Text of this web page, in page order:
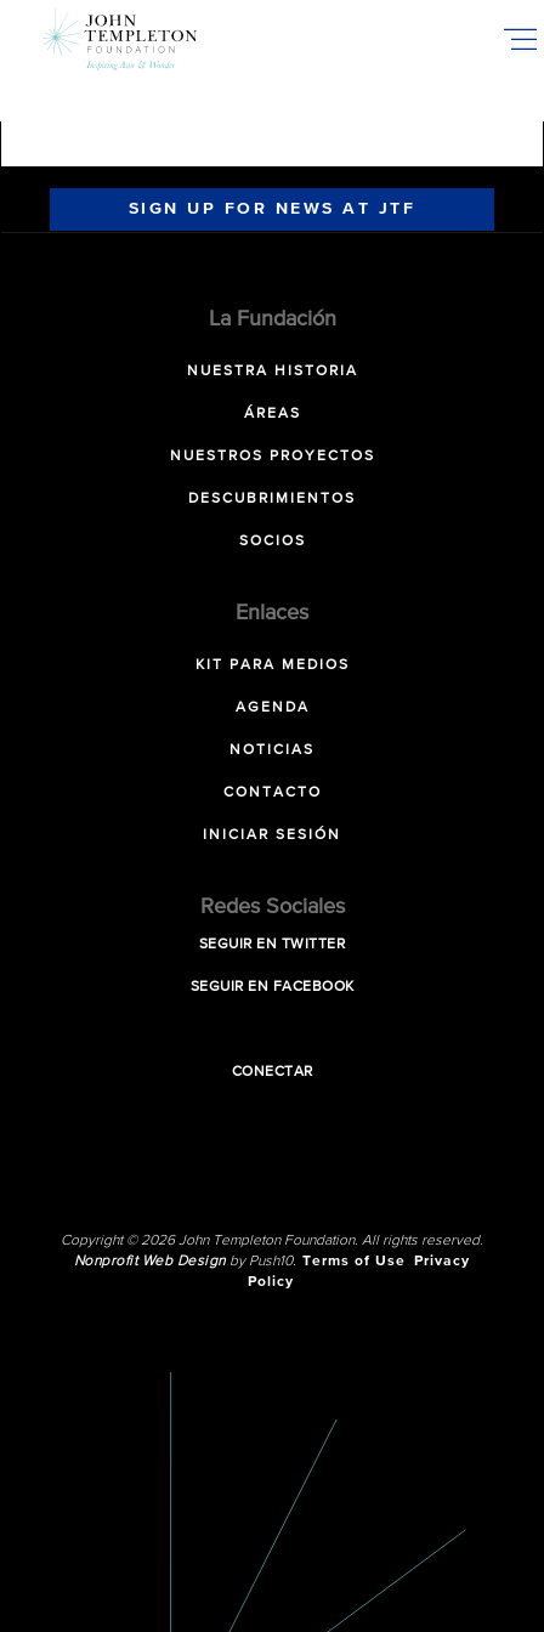
SIGN UP FOR NEWS AT JTF
La Fundación
NUESTRA HISTORIA
ÁREAS
NUESTROS PROYECTOS
DESCUBRIMIENTOS
SOCIOS
Enlaces
KIT PARA MEDIOS
AGENDA
NOTICIAS
CONTACTO
INICIAR SESIÓN
Redes Sociales
SEGUIR EN TWITTER
SEGUIR EN FACEBOOK
CONECTAR
Copyright © 2026 John Templeton Foundation. All rights reserved.
Nonprofit Web Designby Push10. Terms of Use
Privacy
Policy